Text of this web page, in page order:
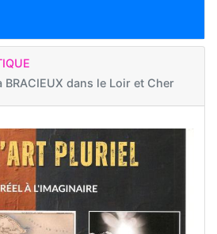
BRACIEUX dans le Loir et Cher